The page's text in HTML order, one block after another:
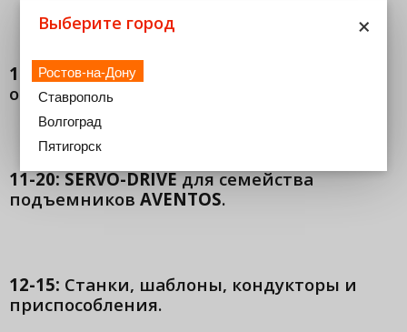
11-00:Всегда неповторимый, каждый раз
особенный
11-20: SERVO-DRIVEдля семейства
подъемников AVENTOS.
12-15: Станки, шаблоны, кондукторы и
приспособления.
×
Выберите город
Ростов-на-Дону
Ставрополь
Волгоград
Пятигорск